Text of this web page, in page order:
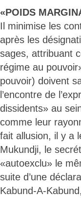
«POIDS
Il minimise les
après les
sages, attribuant
régime au
pouvoir) doivent
l’encontre de
dissidents» au
comme leur
fait allusion, il y a
Mukundji, le
«autoexclu» le
suite d’une
Kabund-A-